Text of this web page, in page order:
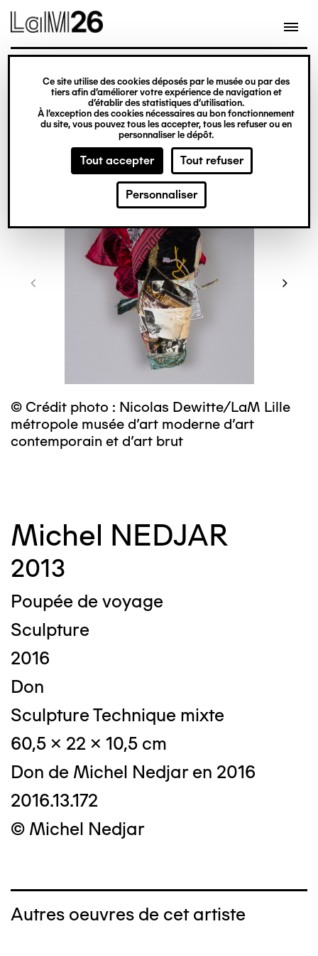
Gestion des cookies
Ce site utilise des cookies déposés par le musée ou par des
tiers afin d’améliorer votre expérience de navigation et
d’établir des statistiques d’utilisation.
À l’exception des cookies nécessaires au bon fonctionnement
du site, vous pouvez tous les accepter, tous les refuser ou en
personnaliser le dépôt.
Tout accepter Tout refuser
Personnaliser
contenu
© Crédit photo : Nicolas Dewitte/LaM Lille
métropole musée d’art moderne d’art
contemporain et d’art brut
Michel NEDJAR
2013
Poupée de voyage
Sculpture
2016
Don
Sculpture Technique mixte
60,5 x 22 x 10,5 cm
Don de Michel Nedjar en 2016
2016.13.172
© Michel Nedjar
Autres oeuvres de cet artiste